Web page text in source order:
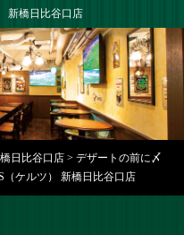
新橋日比谷口店
日比谷口店 >デザートの前に〆
（ケルツ） 新橋日比谷口店